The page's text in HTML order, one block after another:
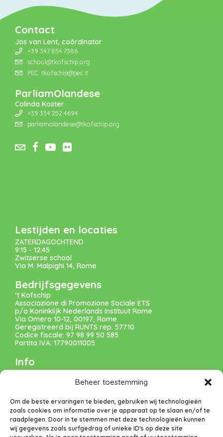
Beheer toestemming
Om de beste ervaringen te bieden, gebruiken wij technologieën
zoals cookies om informatie over je apparaat op te slaan en/of te
raadplegen. Door in te stemmen met deze technologieën kunnen
wij gegevens zoals surfgedrag of unieke ID's op deze site
Contact
Jos van Lent, coördinator
+39 347 854 7386
school@tkofschip.org
PEC: tkofschip@pec.it
ParliamOlandese
Colinda Koster
+39 334 252 4694
parliamolandese@tkofschip.org
Lestijden en locaties
ZATERDAGOCHTEND
9:15 - 12:45
Zwitserse school
Via M. Malpighi 14, Rome
Bedrijfsgegevens
’t Kofschip
Associazione di Promozione Sociale ETS
p/a Koninklijk Nederlands Instituut Rome
Via Omero 10-12, 00197, Rome
Geregistreerd bij RUNTS rep. 57710
Codice fiscale: 97 98 99 50 585
Partita IVA: 17790011005
Info
DONEREN
Privacybeleid